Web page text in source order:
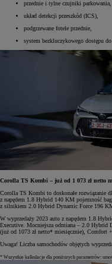
przednie i tylne czujniki parkowania,
układ detekcji przeszkód (ICS),
podgrzewane fotele przednie,
system bezkluczykowego dostępu
Corolla TS Kombi – już od 1 073 zł netto
Corolla TS Kombi to doskonałe rozwiązanie
z napędem 1.8 Hybrid 140 KM pojemność
z silnikiem 2.0 Hybrid Dynamic Force 196
W wyprzedaży 2023 auto z napędem 1.8
Executive. Mocniejsza odmiana – 2.0 Hybrid
(już od 1073 zł netto* miesięcznie), Comfort
Uwaga! Liczba samochodów objętych
* Wszystkie kalkulacje dla poniższych parametrów: